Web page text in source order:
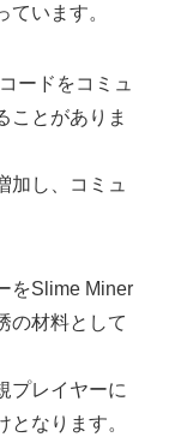
います。
ードをコミュ
ことがありま
加し、コミュ
をSlime Miner
の材料として
プレイヤーに
なります。